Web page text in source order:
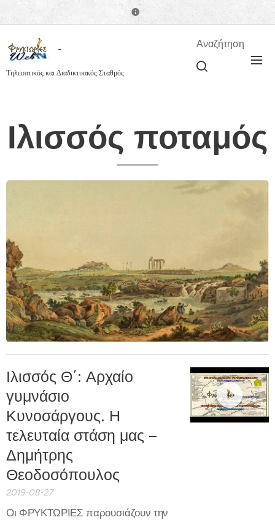
Τηλεοπτικός και Διαδικτυακός Σταθμός
Αναζήτηση
Ιλισσός ποταμός
Ιλισσός Θ΄: Αρχαίο
γυμνάσιο
Κυνοσάργους. Η
τελευταία στάση μας –
Δημήτρης
Θεοδοσόπουλος
2019-08-27
Οι ΦΡΥΚΤΩΡΙΕΣ παρουσιάζουν την